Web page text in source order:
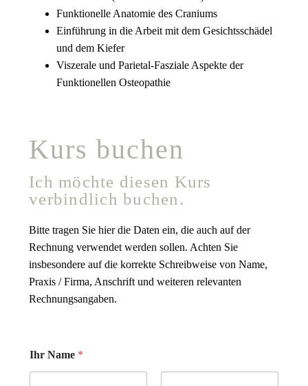
Funktionelle Anatomie des Craniums
Einführung in die Arbeit mit dem Gesichtsschädel
und dem Kiefer
Viszerale und Parietal-Fasziale Aspekte der
Funktionellen Osteopathie
Kurs buchen
Ich möchte diesen Kurs
verbindlich buchen.
Bitte tragen Sie hier die Daten ein, die auch auf der
Rechnung verwendet werden sollen. Achten Sie
insbesondere auf die korrekte Schreibweise von Name,
Praxis / Firma, Anschrift und weiteren relevanten
Rechnungsangaben.
Ihr Name *